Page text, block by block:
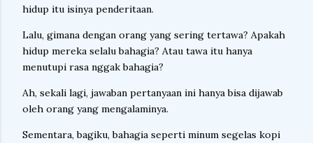
hidup itu isinya penderitaan.
Lalu, gimana dengan orang yang sering tertawa? Apakah
hidup mereka selalu bahagia? Atau tawa itu hanya
menutupi rasa nggak bahagia?
Ah, sekali lagi, jawaban pertanyaan ini hanya bisa dijawab
oleh orang yang mengalaminya.
Sementara, bagiku, bahagia seperti minum segelas kopi